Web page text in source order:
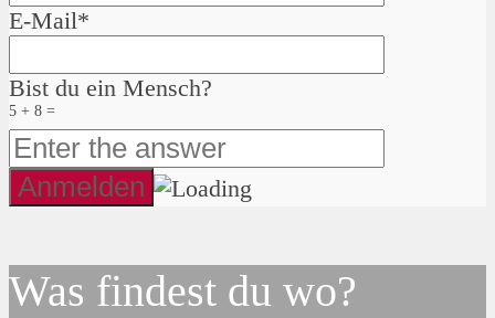
E-Mail*
Bist du ein Mensch?
5 + 8 =
Was findest du wo?